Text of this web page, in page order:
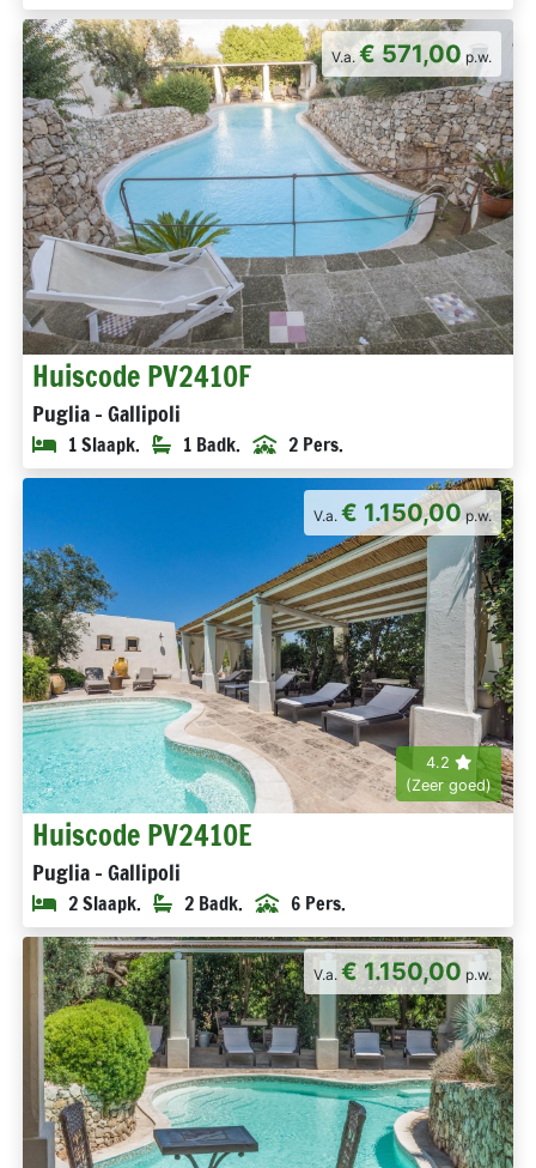
V.a. € 571,00 p.w.
Huiscode PV2410F
Puglia - Gallipoli
1 Slaapk. 1 Badk. 2 Pers.
V.a. € 1.150,00 p.w.
4.2
(Zeer goed)
Huiscode PV2410E
Puglia - Gallipoli
2 Slaapk. 2 Badk. 6 Pers.
V.a. € 1.150,00 p.w.